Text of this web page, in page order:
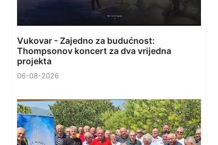
Vukovar - Zajedno za budućnost:
Thompsonov koncert za dva vrijedna
projekta
06-08-2026